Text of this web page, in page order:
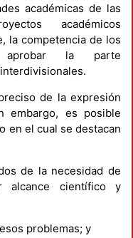
académicas de las
académicos
la competencia de los
aprobar la parte
de la expresión
embargo, es posible
en el cual se destacan
de la necesidad de
alcance científico y
problemas; y